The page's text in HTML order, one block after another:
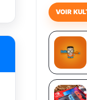
VOIR